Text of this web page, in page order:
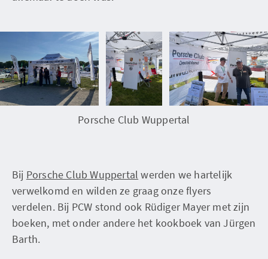
Porsche Club Wuppertal
Bij Porsche Club Wuppertal werden we hartelijk
verwelkomd en wilden ze graag onze flyers
verdelen. Bij PCW stond ook Rüdiger Mayer met zijn
boeken, met onder andere het kookboek van Jürgen
Barth.